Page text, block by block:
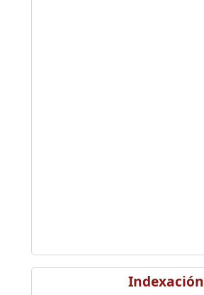
Indexación